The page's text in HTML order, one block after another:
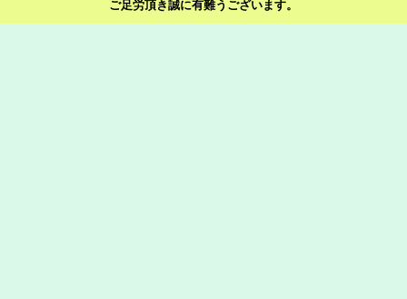
ご足労頂き誠に有難うございます。